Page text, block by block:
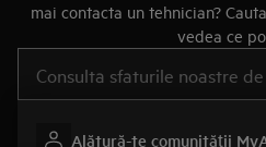
mai contacta un tehnician?
vedea ce
Alătură-te comunității